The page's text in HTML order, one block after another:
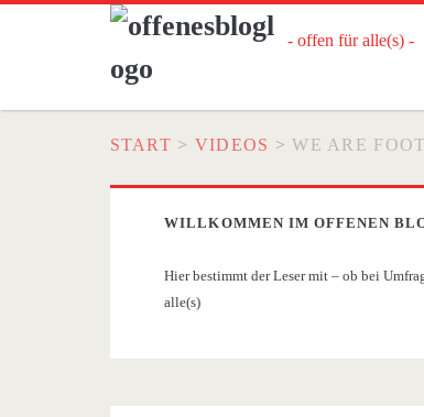
- offen für alle(s) -
START > VIDEOS >WE ARE
WILLKOMMEN IM OFFENEN
Hier bestimmt der Leser mit – ob bei
alle(s)